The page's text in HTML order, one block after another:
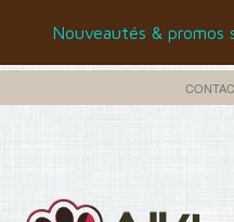
Nouveautés & promos